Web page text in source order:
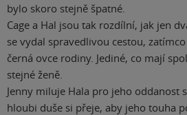
bylo skoro stejně špatné.
Cage a Hal jsou tak rozdílní, jak jen
se vydal spravedlivou cestou,
černá ovce rodiny. Jediné, co mají
stejné ženě.
Jenny miluje Hala pro jeho oddanost
hloubi duše si přeje, aby jeho touha